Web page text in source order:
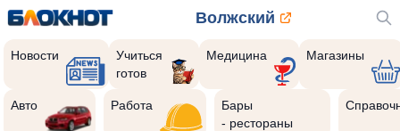
Волжский
Новости
Учиться
готов
Медицина Магазины
Авто Работа
Бары
- рестораны